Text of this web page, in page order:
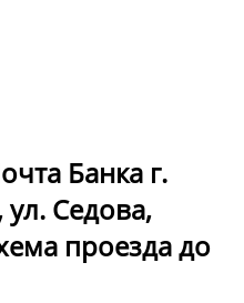
Банка г.
ул. Седова,
проезда до